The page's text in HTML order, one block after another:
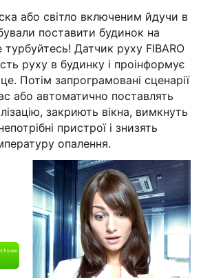
або світло включеним йдучи в
поставити будинок на
турбуйтесь! Датчик руху FIBARO
руху в будинку і проінформує
Потім запрограмовані сценарії
або автоматично поставлять
закриють вікна, вимкнуть
пристрої і знизять
опалення.